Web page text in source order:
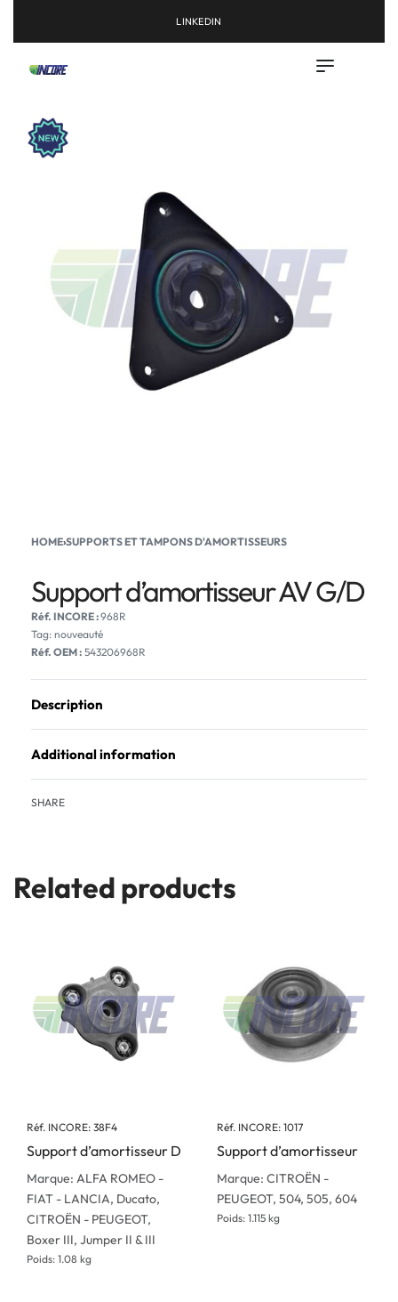
LINKEDIN
HOME›SUPPORTS ET TAMPONS D'AMORTISSEURS
Support d’amortisseur AV G/D
968R
Tag: nouveauté
Réf. OEM : 543206968R
Description
Additional information
SHARE
Related products
Réf. INCORE: 38F4
Support d’amortisseur D
Marque: ALFA ROMEO -
FIAT - LANCIA, Ducato,
CITROËN - PEUGEOT,
Boxer III, Jumper II & III
Poids: 1.08 kg
Réf. INCORE: 1017
Support d’amortisseur
Marque: CITROËN -
PEUGEOT, 504, 505, 604
Poids: 1.115 kg